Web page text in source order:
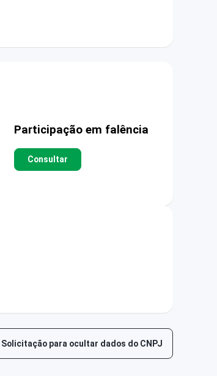
Participação em falência
Consultar
Solicitação para ocultar dados do CNPJ